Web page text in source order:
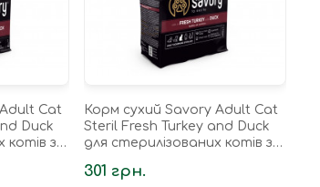
Cat
Duck
котів з
Корм сухий Savory Adult Cat
Steril Fresh Turkey and Duck
для стерилізованих котів з
301 грн.